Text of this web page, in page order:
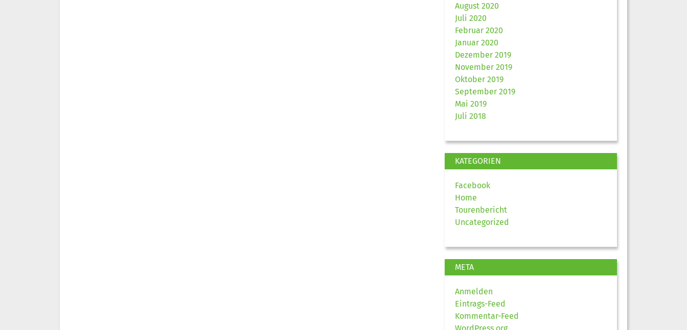
August 2020
Juli 2020
Februar 2020
Januar 2020
Dezember 2019
November 2019
Oktober 2019
September 2019
Mai 2019
Juli 2018
KATEGORIEN
Facebook
Home
Tourenbericht
Uncategorized
META
Anmelden
Eintrags-Feed
Kommentar-Feed
WordPress.org